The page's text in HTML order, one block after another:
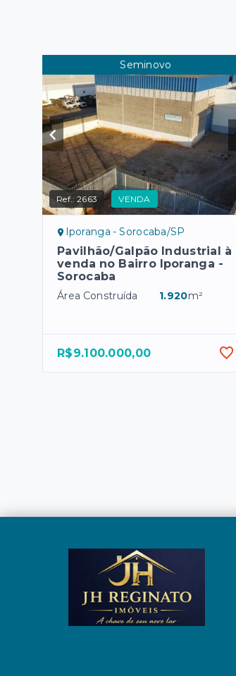
Seminovo
Ref.:2663 VENDA
Iporanga - Sorocaba/SP
Pavilhão/Galpão Industrial à
venda no Bairro Iporanga -
Sorocaba
Área Construída 1.920m²
R$9.100.000,00